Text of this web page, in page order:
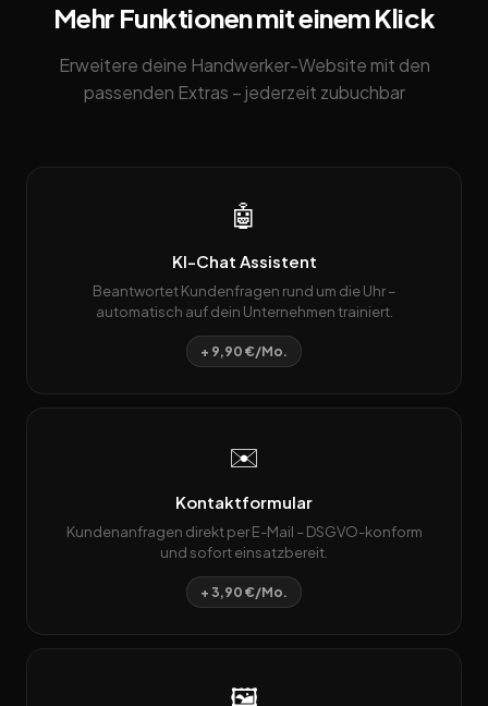
Mehr Funktionen mit einem Klick
Erweitere deine Handwerker-Website mit den
passenden Extras – jederzeit zubuchbar
🤖
KI-Chat Assistent
Beantwortet Kundenfragen rund um die Uhr –
automatisch auf dein Unternehmen trainiert.
+ 9,90 €/Mo.
✉️
Kontaktformular
Kundenanfragen direkt per E-Mail – DSGVO-konform
und sofort einsatzbereit.
+ 3,90 €/Mo.
🖼️